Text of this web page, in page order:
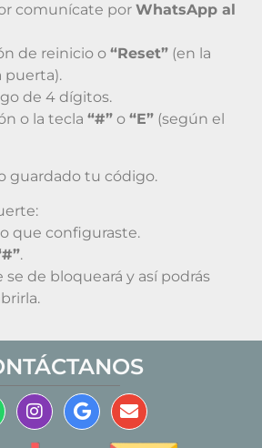
comunícate por WhatsApp al
de reinicio o “Reset” (en la
puerta).
de 4 dígitos.
o la tecla “#” o “E” (según el
guardado tu código.
que configuraste.
.
se de bloqueará y así podrás